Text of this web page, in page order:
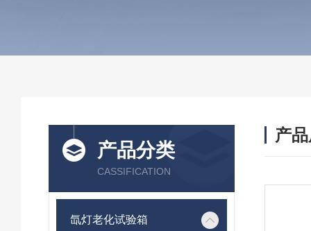
产品分类
CASSIFICATION
氙灯老化试验箱
产